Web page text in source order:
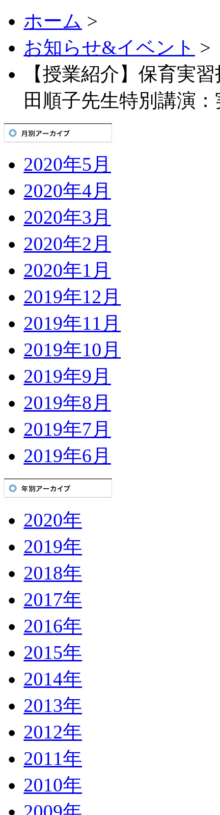
ホーム >
お知らせ&イベント >
【授業紹介】保育実
田順子先生特別講演
2020年5月
2020年4月
2020年3月
2020年2月
2020年1月
2019年12月
2019年11月
2019年10月
2019年9月
2019年8月
2019年7月
2019年6月
2020年
2019年
2018年
2017年
2016年
2015年
2014年
2013年
2012年
2011年
2010年